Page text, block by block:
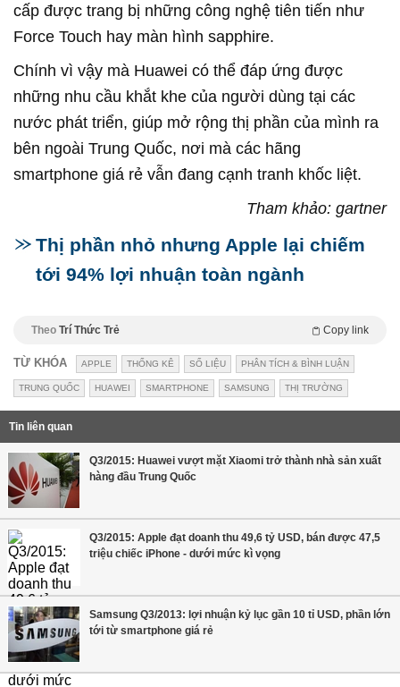
cấp được trang bị những công nghệ tiên tiến như
Force Touch hay màn hình sapphire.
Chính vì vậy mà Huawei có thể đáp ứng được
những nhu cầu khắt khe của người dùng tại các
nước phát triển, giúp mở rộng thị phần của mình ra
bên ngoài Trung Quốc, nơi mà các hãng
smartphone giá rẻ vẫn đang cạnh tranh khốc liệt.
Tham khảo: gartner
Thị phần nhỏ nhưng Apple lại chiếm
tới 94% lợi nhuận toàn ngành
Theo Trí Thức Trẻ Copy link
TỪ KHÓA APPLE THỐNG KÊ SỐ LIỆU PHÂN TÍCH & BÌNH LUẬN
TRUNG QUỐC HUAWEI SMARTPHONE SAMSUNG THỊ TRƯỜNG
Tin liên quan
Q3/2015: Huawei vượt mặt Xiaomi trở thành nhà sản xuất
hàng đầu Trung Quốc
Q3/2015: Apple đạt doanh thu 49,6 tỷ USD, bán được 47,5
triệu chiếc iPhone - dưới mức kì vọng
Samsung Q3/2013: lợi nhuận kỷ lục gần 10 tỉ USD, phần lớn
tới từ smartphone giá rẻ